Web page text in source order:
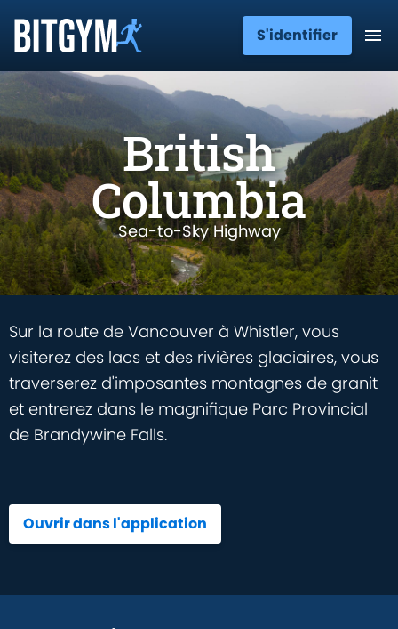
S'identifier
British
Columbia
Sea-to-Sky Highway
Sur la route de Vancouver à Whistler, vous
visiterez des lacs et des rivières glaciaires, vous
traverserez d'imposantes montagnes de granit
et entrerez dans le magnifique Parc Provincial
de Brandywine Falls.
Ouvrir dans l'application